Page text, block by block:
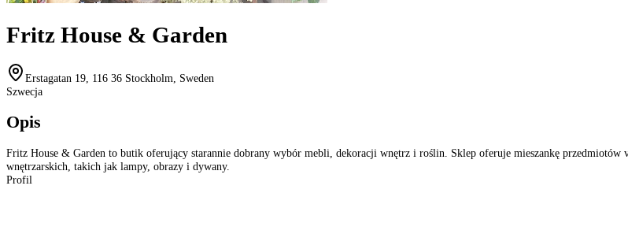
Fritz House & Garden
Erstagatan 19, 116 36 Stockholm, Sweden
Szwecja
Opis
Fritz House & Garden to butik oferujący starannie dobrany wybór mebli, dekoracji wnętrz i roślin. Sklep oferuje mieszankę
wnętrzarskich, takich jak lampy, obrazy i dywany.
Profil